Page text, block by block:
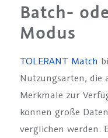
Batch-
Modus
TOLERANT Match
Nutzungsarten, die
Merkmale zur
können große
verglichen werden.